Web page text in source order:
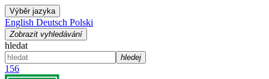
Výběr jazyka
English Deutsch Polski
Zobrazit vyhledávání
hledat
hledej
156